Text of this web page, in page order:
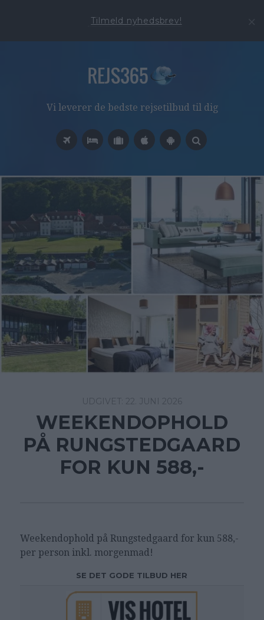
Tilmeld nyhedsbrev!
Vi leverer de bedste rejsetilbud til dig
22. JUNI 2026
WEEKENDOPHOLD
PÅ RUNGSTEDGAARD
FOR KUN 588,-
Weekendophold på Rungstedgaard for kun 588,-
per person inkl. morgenmad!
SE DET GODE TILBUD HER